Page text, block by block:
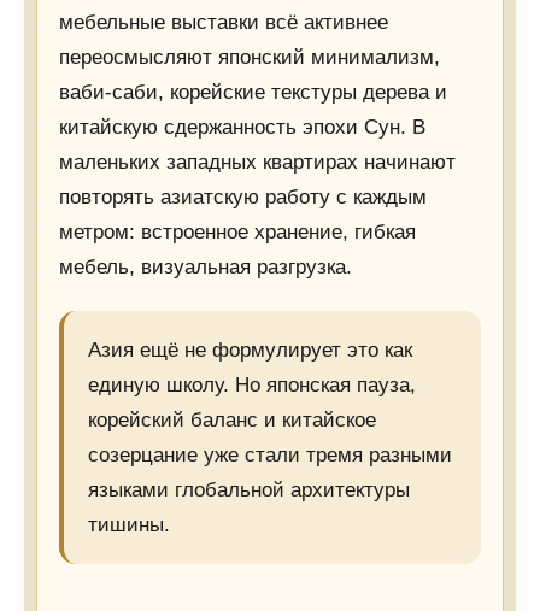
мебельные выставки всё активнее
переосмысляют японский минимализм,
ваби-саби, корейские текстуры дерева и
китайскую сдержанность эпохи Сун. В
маленьких западных квартирах начинают
повторять азиатскую работу с каждым
метром: встроенное хранение, гибкая
мебель, визуальная разгрузка.
Азия ещё не формулирует это как
единую школу. Но японская пауза,
корейский баланс и китайское
созерцание уже стали тремя разными
языками глобальной архитектуры
тишины.